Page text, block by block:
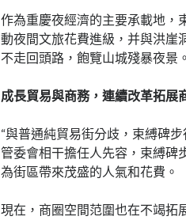
作為重慶夜經濟的主要承載地，
動夜間文旅花費進級，并與洪崖
不走回頭路，飽覽山城殘暴夜景。
成長貿易與商務，連續改革拓展
“與普通純貿易街分歧，束縛碑
管委會相干擔任人先容，束縛碑
為街區帶來茂盛的人氣和花費。
現在，商圈空間范圍也在不竭拓